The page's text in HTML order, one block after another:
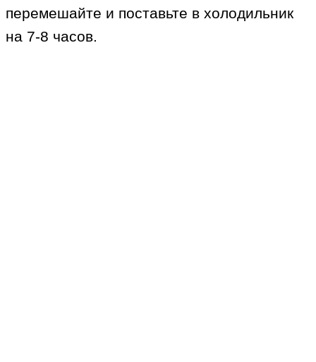
перемешайте и поставьте в холодильник
на 7-8 часов.